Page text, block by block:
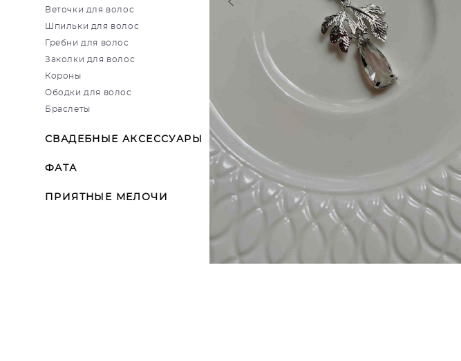
Веточки для волос
Шпильки для волос
Гребни для волос
Заколки для волос
Короны
Ободки для волос
Браслеты
СВАДЕБНЫЕ АКСЕССУАРЫ
ФАТА
ПРИЯТНЫЕ МЕЛОЧИ